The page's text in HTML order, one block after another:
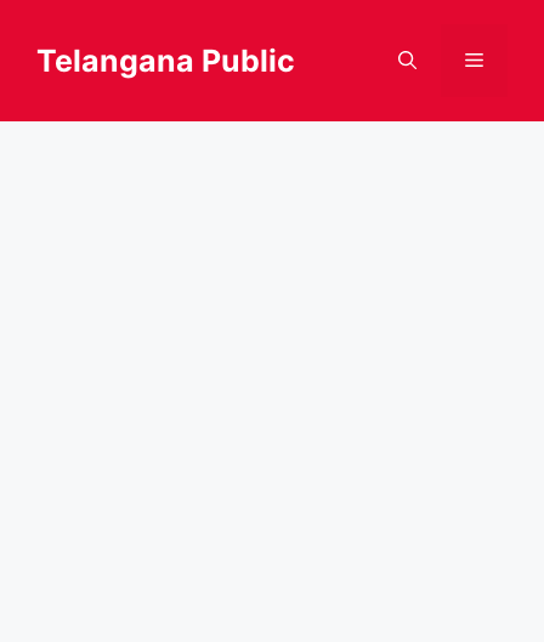
content
Telangana Public Menu